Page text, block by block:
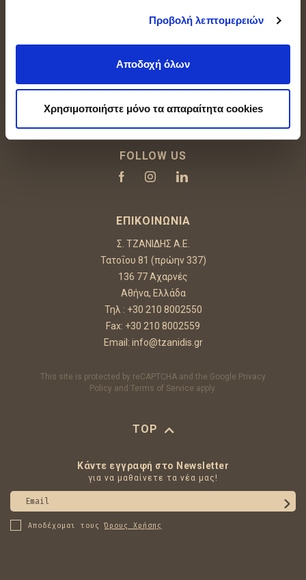
Προβολή λεπτομερειών
Αποδοχή όλων
Χρησιμοποιήστε μόνο τα απαραίτητα cookies
FOLLOW US
ΕΠΙΚΟΙΝΩΝΊΑ
Σ. ΤΖΑΝΙΔΗΣ Α.Ε.
Τατοΐου 81 (πρώην 337)
136 77 Αχαρνές
Αθήνα, Ελλάδα
Τηλ : +30 210 8002550
Fax: +30 210 8002559
Email: info@tzanidis.gr
This site is protected by reCAPTCHA and the Google Privacy
Policy and Terms of Service apply.
TOP
Κάντε εγγραφή στο Newsletter
για να μαθαίνετε τα νέα μας!
Αποδέχομαι τουςΌρους Χρήσης